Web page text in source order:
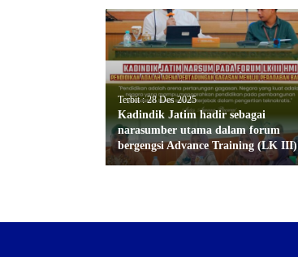
Terbit : 28 Des 2025
Kadindik Jatim hadir sebagai
narasumber utama dalam forum
bergengsi Advance Training (LK III)